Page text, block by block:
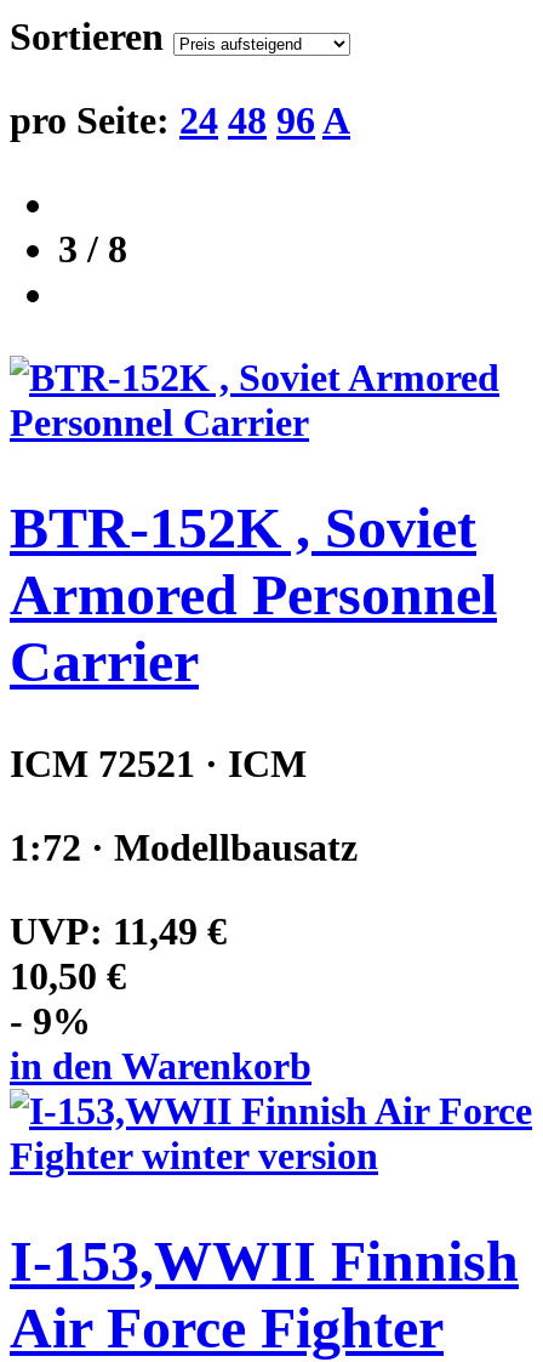
Sortieren
pro Seite: 24 48 96A
3 / 8
BTR-152K , Soviet
Armored Personnel
Carrier
ICM 72521 · ICM
1:72 · Modellbausatz
UVP: 11,49 €
10,50 €
- 9%
in den Warenkorb
I-153,WWII Finnish
Air Force Fighter